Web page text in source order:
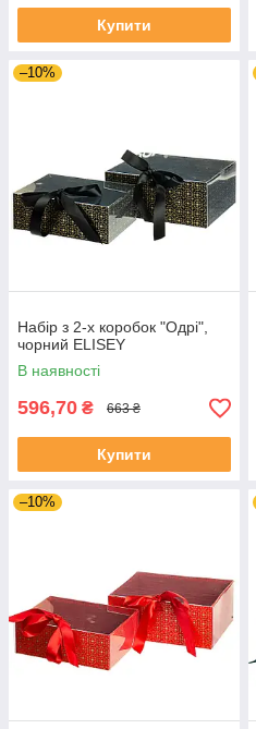
Купити
–10%
Набір з 2-х коробок "Одрі",
чорний ELISEY
В наявності
596,70 ₴ 663 ₴
Купити
–10%